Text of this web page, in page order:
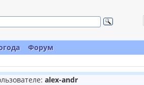
Форум
alex-andr